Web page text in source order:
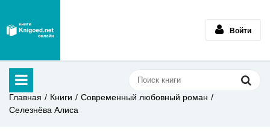
Войти
Главная Книги
Современный любовный роман
Селезнёва Алиса